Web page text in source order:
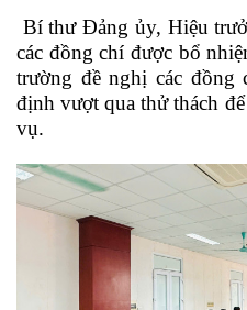
Bí thư Đảng ủy, Hiệu
các đồng chí được bổ
trường đề nghị các đồng
định vượt qua thử thách
vụ.